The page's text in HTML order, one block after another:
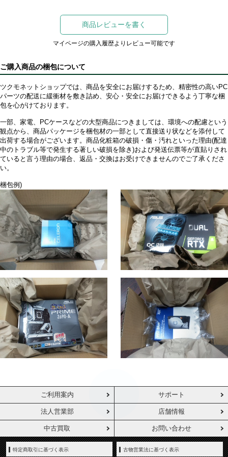
商品レビューを書く
マイページの購入履歴よりレビュー可能です
ご購入商品の梱包について
ツクモネットショップでは、商品を安全にお届けするため、精密性の高いPC
パーツの配送に緩衝材を敷き詰め、安心・安全にお届けできるよう丁寧な梱
包を心がけております。
一部、家電、PCケースなどの大型商品につきましては、環境への配慮という
観点から、商品パッケージを梱包材の一部として直接送り状などを添付して
出荷する場合がございます。商品化粧箱の破損・傷・汚れといった理由(配達
中のトラブル等で発生する著しい破損を除き)および発送伝票等が直貼りされ
ていると言う理由の場合、返品・交換はお受けできませんのでご了承くださ
い。
梱包例)
ご利用案内 サポート
法人営業部 店舗情報
中古買取 お問い合わせ
特定商取引に基づく表示 古物営業法に基づく表示